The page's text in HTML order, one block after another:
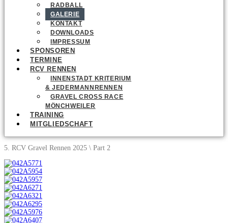
RADBALL
GALERIE
KONTAKT
DOWNLOADS
IMPRESSUM
SPONSOREN
TERMINE
RCV RENNEN
INNENSTADT KRITERIUM
& JEDERMANNRENNEN
GRAVEL CROSS RACE
MÖNCHWEILER
TRAINING
MITGLIEDSCHAFT
5. RCV Gravel Rennen 2025 \ Part 2